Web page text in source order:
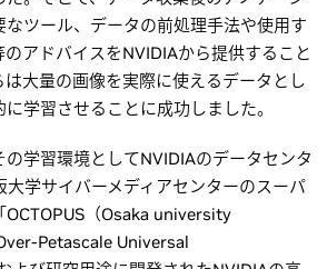
なツール、データの前処理手法や使用す
アドバイスをNVIDIAから提供すること
大量の画像を実際に使えるデータとし
学習させることに成功しました。
学習環境としてNVIDIAのデータセンタ
大学サイバーメディアセンターのスーパ
OCTOPUS（Osaka university
Petascale Universal